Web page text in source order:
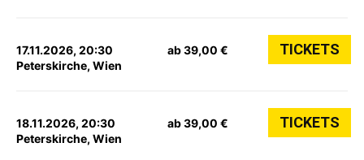
17.11.2026, 20:30
Peterskirche, Wien
ab 39,00 € TICKETS
18.11.2026, 20:30
Peterskirche, Wien
ab 39,00 € TICKETS